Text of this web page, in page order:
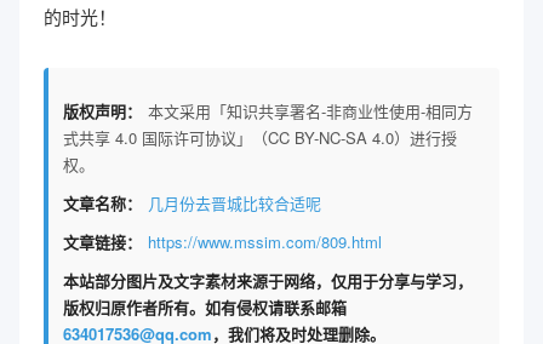
的时光！
版权声明：
本文采用「知识共享署名-非商业性使用-相同方
式共享 4.0 国际许可协议」（CC BY-NC-SA 4.0）进行授
权。
文章名称：
几月份去晋城比较合适呢
文章链接：
https://www.mssim.com/809.html
本站部分图片及文字素材来源于网络，仅用于分享与学习，
版权归原作者所有。如有侵权请联系邮箱
634017536@qq.com，我们将及时处理删除。